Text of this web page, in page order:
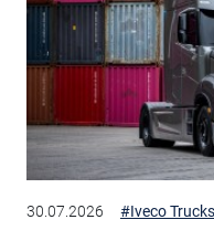
30.07.2026 #Iveco Trucks